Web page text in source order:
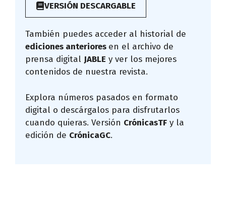
VERSIÓN DESCARGABLE
También puedes acceder al historial de
ediciones anteriores en el archivo de
prensa digital JABLE y ver los mejores
contenidos de nuestra revista.
Explora números pasados en formato
digital o descárgalos para disfrutarlos
cuando quieras. Versión CrónicasTF y la
edición de CrónicaGC.